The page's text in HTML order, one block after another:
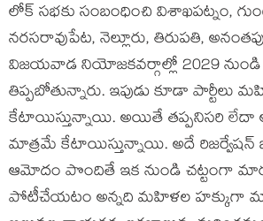
లోక్ సభకు సంబంధించి విశాఖపట్నం,
నరసరావుపేట, నెల్లూరు, తిరుపతి,
విజయవాడ నియోజకవర్గాల్లో 2029
తిప్పబోతున్నారు. ఇపుడు కూడా పార్టీలు
కేటాయిస్తున్నాయి. అయితే తప్పనిసరి లేదా
మాత్రమే కేటాయిస్తున్నాయి. అదే రిజర్వేషన్
ఆమోదం పొందితే ఇక నుండి చట్టంగా
పోటీచేయటం అన్నది మహిళల హక్కుగా